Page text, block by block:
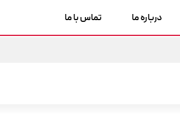
درباره ما تماس با ما